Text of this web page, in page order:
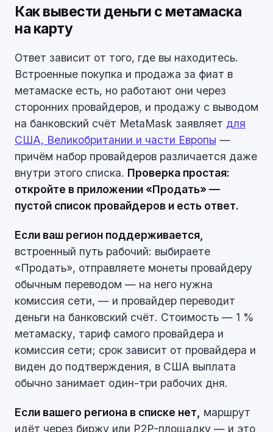
Как вывести деньги с метамаска
на карту
Ответ зависит от того, где вы находитесь.
Встроенные покупка и продажа за фиат в
метамаске есть, но работают они через
сторонних провайдеров, и продажу с выводом
на банковский счёт MetaMask заявляет для
США, Великобритании и части Европы —
причём набор провайдеров различается даже
внутри этого списка. Проверка простая:
откройте в приложении «Продать» —
пустой список провайдеров и есть ответ.
Если ваш регион поддерживается,
встроенный путь рабочий: выбираете
«Продать», отправляете монеты провайдеру
обычным переводом — на него нужна
комиссия сети, — и провайдер переводит
деньги на банковский счёт. Стоимость — 1 %
метамаску, тариф самого провайдера и
комиссия сети; срок зависит от провайдера и
виден до подтверждения, в США выплата
обычно занимает один-три рабочих дня.
Если вашего региона в списке нет,
маршрут
идёт через биржу или P2P-площадку — и это